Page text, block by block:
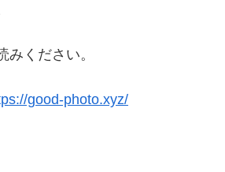
みください。
good-photo.xyz/